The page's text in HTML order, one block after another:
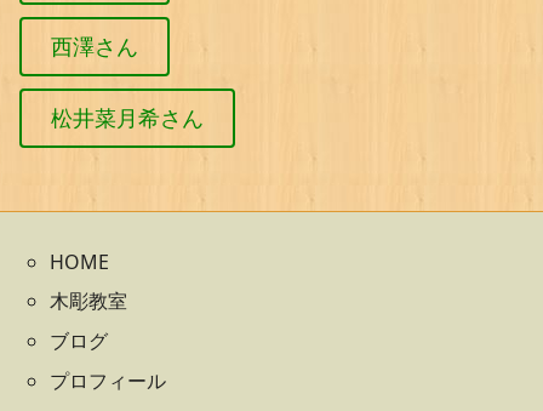
西澤さん
松井菜月希さん
HOME
木彫教室
ブログ
プロフィール